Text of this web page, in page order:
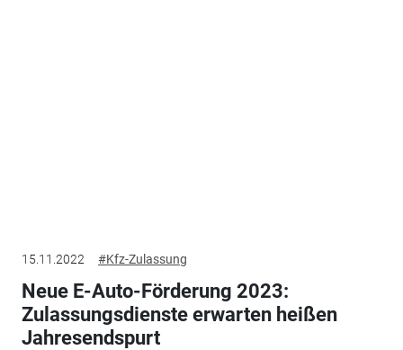
15.11.2022 #Kfz-Zulassung
Neue E-Auto-Förderung 2023:
Zulassungsdienste erwarten heißen
Jahresendspurt